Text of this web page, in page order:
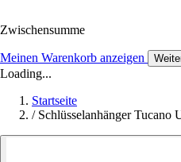
Zwischensumme
Meinen Warenkorb anzeigen
Loading...
Startseite
/ Schlüsselanhänger Tucano